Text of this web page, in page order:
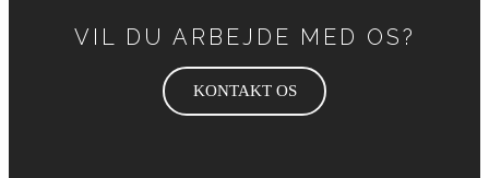
VIL DU ARBEJDE MED OS?
KONTAKT OS